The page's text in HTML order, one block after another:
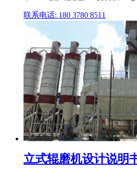
联系电话: 180 3780 8511
立式辊磨机设计说明